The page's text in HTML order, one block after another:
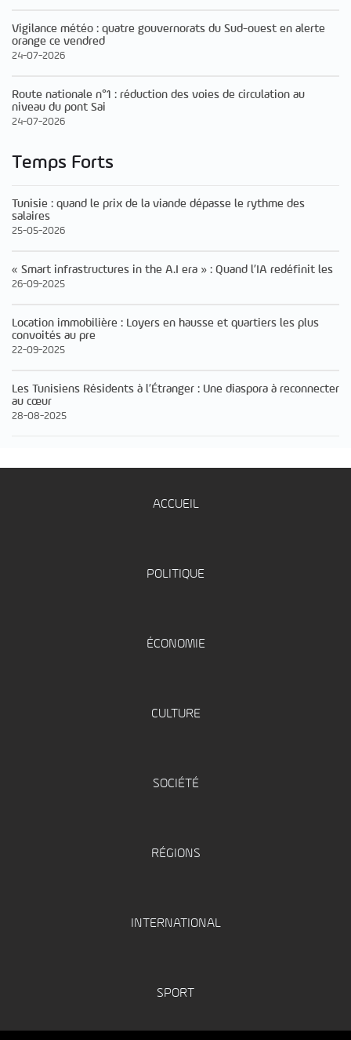
Vigilance météo : quatre gouvernorats du Sud-ouest en alerte
orange ce vendred
24-07-2026
Route nationale n°1 : réduction des voies de circulation au
niveau du pont Sai
24-07-2026
Temps Forts
Tunisie : quand le prix de la viande dépasse le rythme des
salaires
25-05-2026
« Smart infrastructures in the A.I era » : Quand l’IA redéfinit les
26-09-2025
Location immobilière : Loyers en hausse et quartiers les plus
convoités au pre
22-09-2025
Les Tunisiens Résidents à l’Étranger : Une diaspora à reconnecter
au cœur
28-08-2025
ACCUEIL
POLITIQUE
ÉCONOMIE
CULTURE
SOCIÉTÉ
RÉGIONS
INTERNATIONAL
SPORT